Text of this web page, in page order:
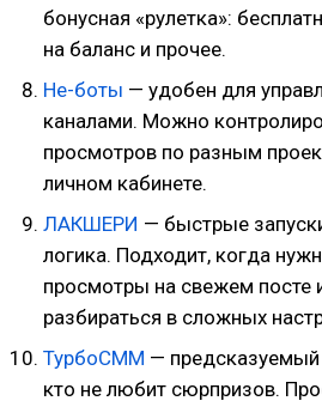
бонусная «рулетка»:
на баланс и прочее.
Не-боты — удобен для
каналами. Можно
просмотров по разным
личном кабинете.
ЛАКШЕРИ — быстрые
логика. Подходит, когда
просмотры на свежем посте
разбираться в сложных
ТурбоСММ — предсказуемый
кто не любит сюрпризов.